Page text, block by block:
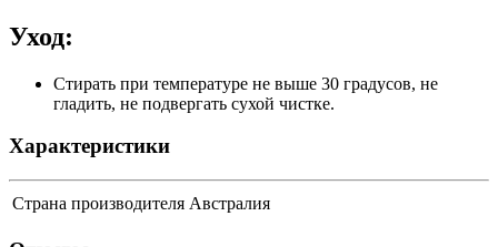
Уход:
Cтирать при температуре не выше 30 градусов, не
гладить, не подвергать сухой чистке.
Характеристики
Страна производителя Австралия